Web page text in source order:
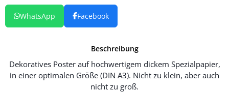
Beschreibung
Dekoratives Poster auf hochwertigem dickem Spezialpapier,
in einer optimalen Größe (DIN A3). Nicht zu klein, aber auch
nicht zu groß.
WhatsApp Facebook